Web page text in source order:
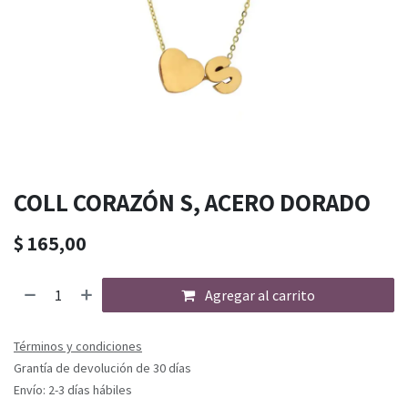
COLL CORAZÓN S, ACERO DORADO
$ 165,00
Agregar al carrito
Términos y condiciones
Grantía de devolución de 30 días
Envío: 2-3 días hábiles